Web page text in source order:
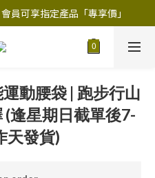
員可享指定產品「​專享價」
員可享指定產品「​專享價」
任選優惠: 4件9折
運動腰袋 | 跑步行山
(逢星期日截單後7-
天發貨)